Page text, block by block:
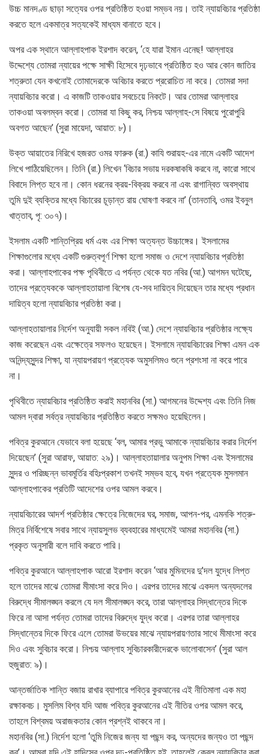
উচ্চ মানদণ্ড ছাড়া সত্যের ওপর প্রতিষ্ঠিত হওয়া সম্ভব নয়। তাই ন্যায়বিচার প্রতিষ্ঠা
করতে হলে একমাত্র সত্যকেই মাধ্যম বানাতে হবে।
অপর এক স্থানে আল্লাহপাক ইরশাদ করেন, ‘হে যারা ইমান এনেছ! আল্লাহর
উদ্দেশ্যে তোমরা ন্যায়ের পক্ষে সাক্ষী হিসেবে দৃঢ়ভাবে প্রতিষ্ঠিত হও আর কোন জাতির
শত্রুতা যেন কখনোই তোমাদেরকে অবিচার করতে প্ররোচিত না করে। তোমরা সদা
ন্যায়বিচার করো। এ কাজটি তাকওয়ার সবচেয়ে নিকটে। আর তোমরা আল্লাহর
তাকওয়া অবলম্বন করো। তোমরা যা কিছু কর, নিশ্চয় আল্লাহ-সে বিষয়ে পুরোপুরি
অবগত আছেন’ (সুরা মায়েদা, আয়াত: ৮)।
উক্ত আয়াতের নিরিখে হজরত ওমর ফারুক (রা.) কাযি শুরায়হ-এর নামে একটি আদেশ
লিখে পাঠিয়েছিলেন। তিনি (রা.) লিখেন ‘বিচার সভায় দরকষাকষি করবে না, কারো সাথে
বিবাদে লিপ্ত হবে না। কোন ধরনের ক্রয়-বিক্রয় করবে না এবং রাগান্বিত অবস্থায়
তুমি দুই ব্যক্তির মধ্যে বিচারের চূড়ান্ত রায় ঘোষণা করবে না’ (তানতাবি, ওমর ইবনুল
খাত্তাব, পৃ: ৩০৭)।
ইসলাম একটি শান্তিপ্রিয় ধর্ম এবং এর শিক্ষা অত্যন্ত উচ্চাঙ্গের। ইসলামের
শিক্ষাগুলোর মধ্যে একটি গুরুত্বপূর্ণ শিক্ষা হলো সমাজ ও দেশে ন্যায়বিচার প্রতিষ্ঠা
করা। আল্লাহপাকের পক্ষ পৃথিবীতে এ পর্যন্ত থেকে যত নবির (আ.) আগমন ঘটেছে,
তাদের প্রত্যেককে আল্লাহতায়ালা বিশেষ যে-সব দায়িত্ব দিয়েছেন তার মধ্যে প্রধান
দায়িত্ব হলো ন্যায়বিচার প্রতিষ্ঠা করা।
আল্লাহতায়ালার নির্দেশ অনুযায়ী সকল নবিই (আ.) দেশে ন্যায়বিচার প্রতিষ্ঠার লক্ষ্যে
কাজ করেছেন এবং এক্ষেত্রে সফলও হয়েছেন। ইসলামে ন্যায়বিচারের শিক্ষা এমন এক
অনিন্দ্যসুন্দর শিক্ষা, যা ন্যায়পরায়ণ প্রত্যেক অমুসলিমও শুনে প্রশংসা না করে পারে
না।
পৃথিবীতে ন্যায়বিচার প্রতিষ্ঠিত করাই মহানবির (সা.) আগমনের উদ্দেশ্য এবং তিনি নিজ
আমল দ্বারা সর্বত্র ন্যায়বিচার প্রতিষ্ঠিত করতে সক্ষমও হয়েছিলেন।
পবিত্র কুরআনে যেভাবে বলা হয়েছে ‘বল, আমার প্রভু আমাকে ন্যায়বিচার করার নির্দেশ
দিয়েছেন’ (সুরা আরাফ, আয়াত: ২৯)। আল্লাহতায়ালার অনুপম শিক্ষা এবং ইসলামের
সুন্দর ও পরিচ্ছন্ন ভাবমূর্তির বহিঃপ্রকাশ তখনই সম্ভব হবে, যখন প্রত্যেক মুসলমান
আল্লাহপাকের প্রতিটি আদেশের ওপর আমল করবে।
ন্যায়বিচারের আদর্শ প্রতিষ্ঠার ক্ষেত্রে নিজেদের ঘর, সমাজ, আপন-পর, এমনকি শত্রু-
মিত্র নির্বিশেষে সবার সাথে ন্যায়সুলভ ব্যবহারের মাধ্যমেই আমরা মহানবির (সা.)
প্রকৃত অনুসারী বলে দাবি করতে পারি।
পবিত্র কুরআনে আল্লাহপাক আরো ইরশাদ করেন ‘আর মুমিনদের দু’দল যুদ্ধে লিপ্ত
হলে তাদের মাঝে তোমরা মীমাংসা করে দিও। এরপর তাদের মাঝে একদল অন্যদলের
বিরুদ্ধে সীমালঙ্ঘন করলে যে দল সীমালঙ্ঘন করে, তারা আল্লাহর সিদ্ধান্তের দিকে
ফিরে না আসা পর্যন্ত তোমরা তাদের বিরুদ্ধে যুদ্ধ করো। এরপর তারা আল্লাহর
সিদ্ধান্তের দিকে ফিরে এলে তোমরা উভয়ের মাঝে ন্যায়পরায়ণতার সাথে মীমাংসা করে
দিও এবং সুবিচার করো। নিশ্চয় আল্লাহ সুবিচারকারীদেরকে ভালোবাসেন’ (সুরা আল
হুজুরাত: ৯)।
আন্তর্জাতিক শান্তি বজায় রাখার ব্যাপারে পবিত্র কুরআনের এই নীতিমালা এক মহা
রক্ষাকবচ। মুসলিম বিশ্ব যদি আজ পবিত্র কুরআনের এই নীতির ওপর আমল করে,
তাহলে বিশ্বময় অরাজকতার কোন প্রশ্নই থাকবে না।
মহানবির (সা.) নির্দেশ হলো ‘তুমি নিজের জন্য যা পছন্দ কর, অন্যদের জন্যও তা পছন্দ